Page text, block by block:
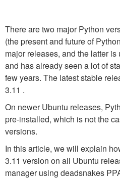
There are two major Python
(the present and future of
major releases, and the latter
and has already seen a lot of
few years. The latest stable
3.11 .
On newer Ubuntu releases,
pre-installed, which is not the
versions.
In this article, we will explain
3.11 version on all Ubuntu
manager using deadsnakes